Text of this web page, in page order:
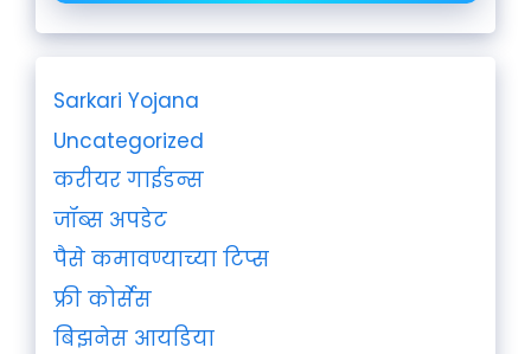
Sarkari Yojana
Uncategorized
करीयर गाईडन्स
जॉब्स अपडेट
पैसे कमावण्याच्या टिप्स
फ्री कोर्सेस
बिझनेस आयडिया